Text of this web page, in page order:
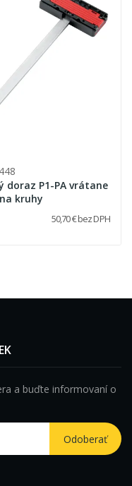
doraz P1-PA vrátane
kruhy
50,70 € bez DPH
a buďte informovaní o
Odoberať